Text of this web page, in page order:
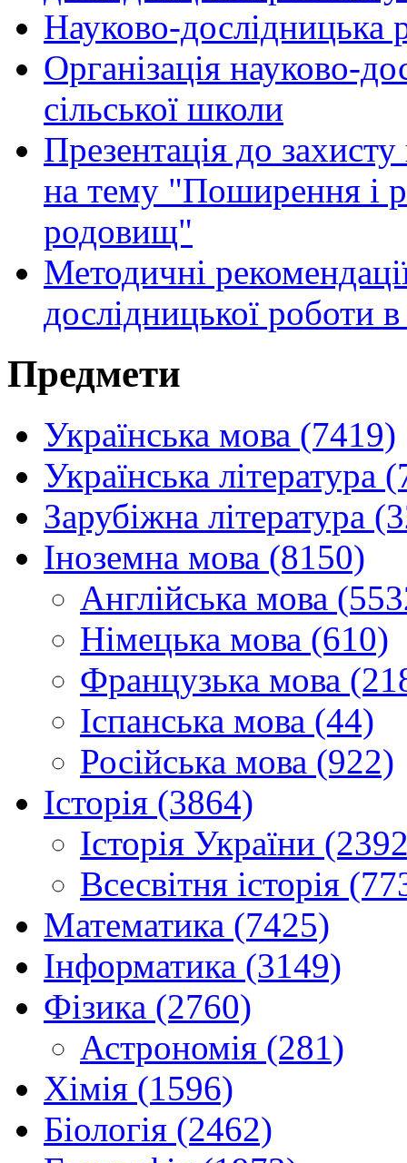
Науково-дослідницька
Організація науково-
сільської школи
Презентація до
на тему "Поширення і
родовищ"
Методичні
дослідницької роботи
Предмети
Українська мова (7419)
Українська література
Зарубіжна література
Іноземна мова (8150)
Англійська мова
Німецька мова (610)
Французька мова
Іспанська мова (44)
Російська мова (922)
Історія (3864)
Історія України
Всесвітня історія
Математика (7425)
Інформатика (3149)
Фізика (2760)
Астрономія (281)
Хімія (1596)
Біологія (2462)